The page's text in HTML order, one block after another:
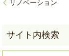
リノベーション